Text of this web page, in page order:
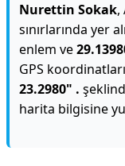
Nurettin Sokak,
sınırlarında yer
enlem ve
GPS
23.2980" .
harita bilgisine